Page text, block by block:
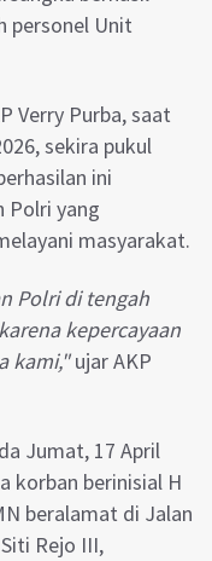
personel Unit
Verry Purba, saat
sekira pukul
ini
Polri yang
masyarakat.
Polri di tengah
kepercayaan
kami,"ujar AKP
Jumat, 17 April
korban berinisial H
beralamat di Jalan
Rejo III,